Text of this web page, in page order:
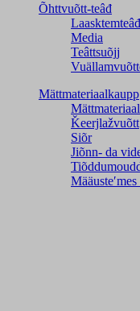
Õhttvuõtt-teâđ
Laasktemteâđ
Media
Teâttsuõjj
Mättmateriaalkaupp
Mättmateriaal
Ǩeerjlažvuõtt
Siõr
Jiõnn- da